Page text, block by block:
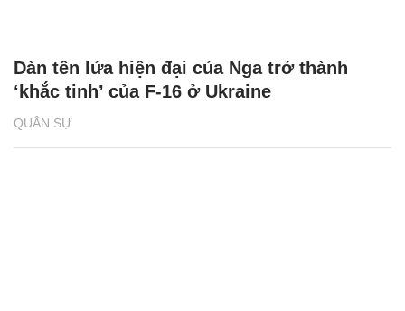
QUÂN SỰ
Dàn tên lửa hiện đại của Nga trở thành
‘khắc tinh’ của F-16 ở Ukraine